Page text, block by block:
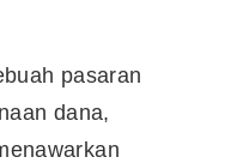
pasaran
dana,